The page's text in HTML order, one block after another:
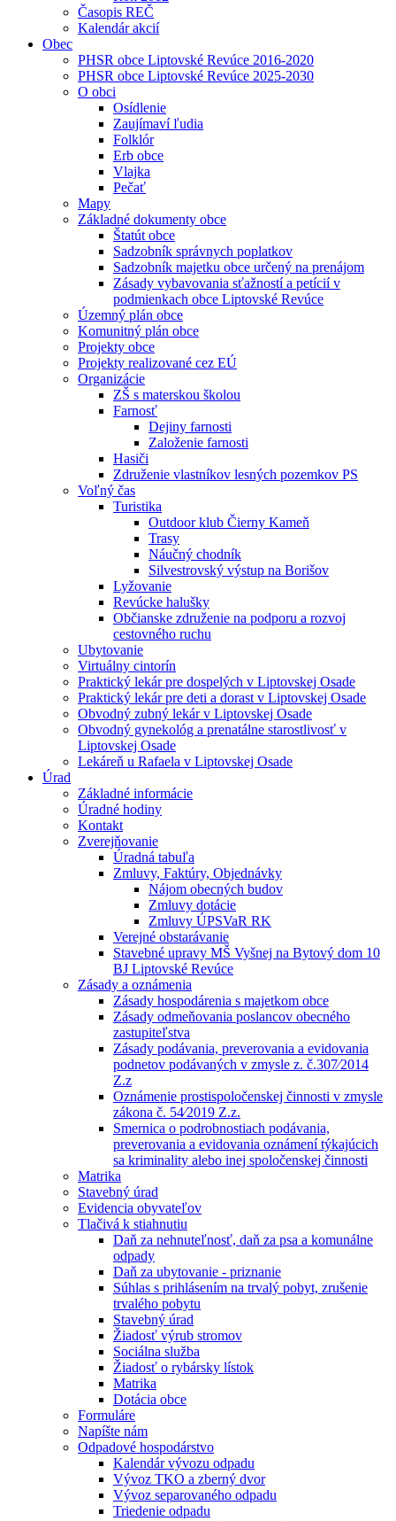
Časopis REČ
Kalendár akcií
Obec
PHSR obce Liptovské Revúce 2016-2020
PHSR obce Liptovské Revúce 2025-2030
O obci
Osídlenie
Zaujímaví ľudia
Folklór
Erb obce
Vlajka
Pečať
Mapy
Základné dokumenty obce
Štatút obce
Sadzobník správnych poplatkov
Sadzobník majetku obce určený na prenájom
Zásady vybavovania sťažností a petícií v
podmienkach obce Liptovské Revúce
Územný plán obce
Komunitný plán obce
Projekty obce
Projekty realizované cez EÚ
Organizácie
ZŠ s materskou školou
Farnosť
Dejiny farnosti
Založenie farnosti
Hasiči
Združenie vlastníkov lesných pozemkov PS
Voľný čas
Turistika
Outdoor klub Čierny Kameň
Trasy
Náučný chodník
Silvestrovský výstup na Borišov
Lyžovanie
Revúcke halušky
Občianske združenie na podporu a rozvoj
cestovného ruchu
Ubytovanie
Virtuálny cintorín
Praktický lekár pre dospelých v Liptovskej Osade
Praktický lekár pre deti a dorast v Liptovskej Osade
Obvodný zubný lekár v Liptovskej Osade
Obvodný gynekológ a prenatálne starostlivosť v
Liptovskej Osade
Lekáreň u Rafaela v Liptovskej Osade
Úrad
Základné informácie
Úradné hodiny
Kontakt
Zverejňovanie
Úradná tabuľa
Zmluvy, Faktúry, Objednávky
Nájom obecných budov
Zmluvy dotácie
Zmluvy ÚPSVaR RK
Verejné obstarávanie
Stavebné upravy MŠ Vyšnej na Bytový dom 10
BJ Liptovské Revúce
Zásady a oznámenia
Zásady hospodárenia s majetkom obce
Zásady odmeňovania poslancov obecného
zastupiteľstva
Zásady podávania, preverovania a evidovania
podnetov podávaných v zmysle z. č.307⁄2014
Z.z
Oznámenie prostispoločenskej činnosti v zmysle
zákona č. 54⁄2019 Z.z.
Smernica o podrobnostiach podávania,
preverovania a evidovania oznámení týkajúcich
sa kriminality alebo inej spoločenskej činnosti
Matrika
Stavebný úrad
Evidencia obyvateľov
Tlačivá k stiahnutiu
Daň za nehnuteľnosť, daň za psa a komunálne
odpady
Daň za ubytovanie - priznanie
Súhlas s prihlásením na trvalý pobyt, zrušenie
trvalého pobytu
Stavebný úrad
Žiadosť výrub stromov
Sociálna služba
Žiadosť o rybársky lístok
Matrika
Dotácia obce
Formuláre
Napíšte nám
Odpadové hospodárstvo
Kalendár vývozu odpadu
Vývoz TKO a zberný dvor
Vývoz separovaného odpadu
Triedenie odpadu